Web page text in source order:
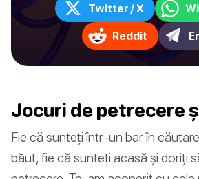
Twitter / X
Reddit
Jocuri de petrecere
Fie că sunteți într-un bar în
băut, fie că sunteți acasă și doriți